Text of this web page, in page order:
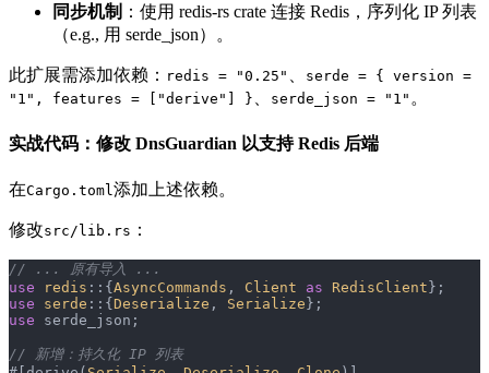
同步机制 ：使用 redis-rs crate 连接 Redis，序列化 IP 列表
（e.g., 用 serde_json）。
此扩展需添加依赖： redis = "0.25"
serde = { version =
"1", features = ["derive"] }
serde_json = "1" 。
实战代码：修改 DnsGuardian 以支持 Redis 后端
在Cargo.toml添加上述依赖。
修改src/lib.rs ：
// ... 原有导入 ...
use redis ::{ AsyncCommands , Client as RedisClient };
use serde ::{ Deserialize , Serialize };
use serde_json;
// 新增：持久化 IP 列表